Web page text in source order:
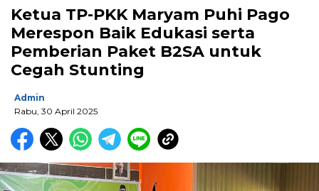
Ketua TP-PKK Maryam Puhi Pago
Merespon Baik Edukasi serta
Pemberian Paket B2SA untuk
Cegah Stunting
Admin
Rabu, 30 April 2025